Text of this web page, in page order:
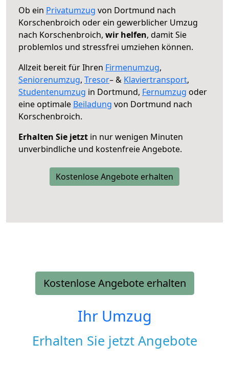
Ob ein Privatumzug von Dortmund nach
Korschenbroich oder ein gewerblicher Umzug
nach Korschenbroich, wir helfen, damit Sie
problemlos und stressfrei umziehen können.
Allzeit bereit für Ihren Firmenumzug,
Seniorenumzug, Tresor– & Klaviertransport,
Studentenumzug in Dortmund, Fernumzug oder
eine optimale Beiladung von Dortmund nach
Korschenbroich.
Erhalten Sie jetzt in nur wenigen Minuten
unverbindliche und kostenfreie Angebote.
Kostenlose Angebote erhalten
Kostenlose Angebote erhalten
Ihr Umzug
Erhalten Sie jetzt Angebote